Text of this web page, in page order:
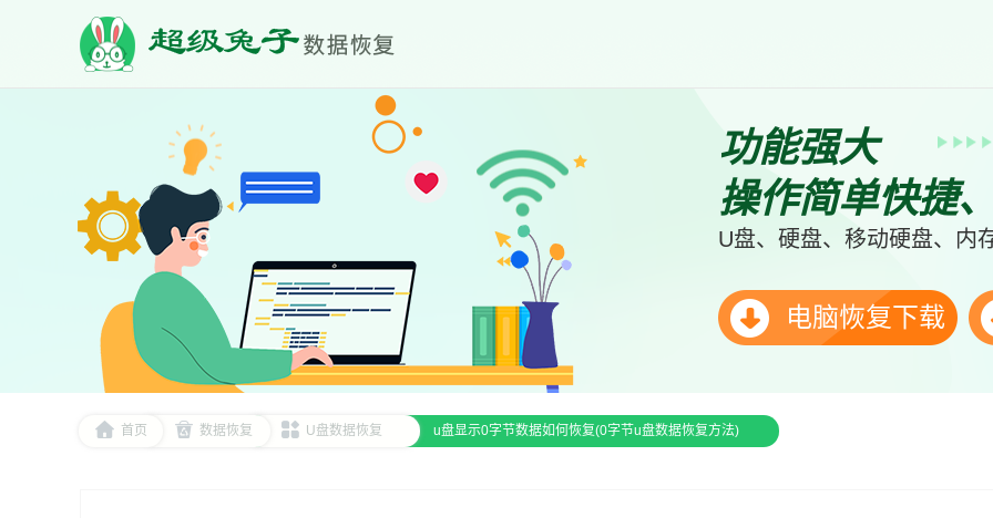
功能强大
操作简单快捷
U盘、硬盘、移动硬盘、内
电脑恢复下载
首页 数据恢复 U盘数据恢复 u盘显示0字节数据如何恢复(0字节u盘数据恢复方法)